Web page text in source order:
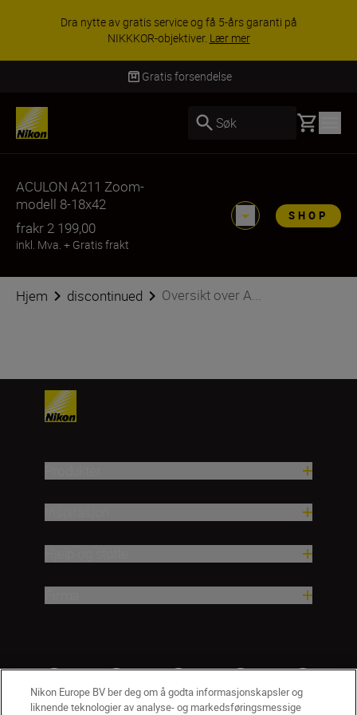
Dra nytte av gratis service og få 5-års garanti på
NIKKKOR-objektiver. Lær mer
Gratis forsendelse
Søk Basket
ACULON A211 Zoom-
modell 8-18x42
frakr 2 199,00
inkl. Mva. + Gratis frakt
SHOP
Hjem discontinued Oversikt over A...
Nikon Europe BV ber deg om å godta informasjonskapsler og
liknende teknologier av analyse- og markedsføringsmessige